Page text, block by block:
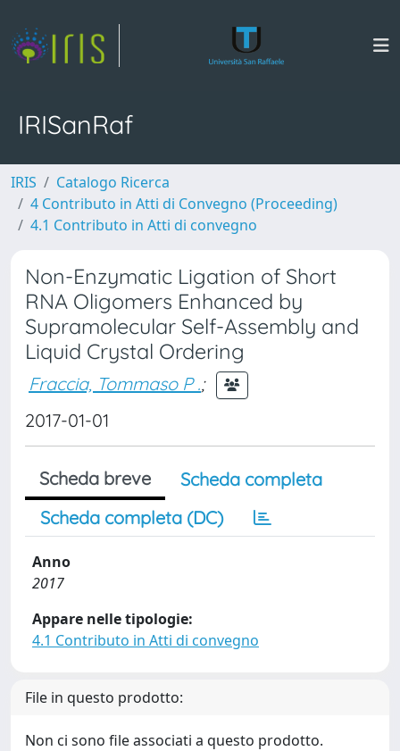
IRISanRaf
IRIS
Catalogo Ricerca
4 Contributo in Atti di Convegno (Proceeding)
4.1 Contributo in Atti di convegno
Non-Enzymatic Ligation of Short
RNA Oligomers Enhanced by
Supramolecular Self-Assembly and
Liquid Crystal Ordering
Fraccia, Tommaso P .;
2017-01-01
Scheda breve
Scheda completa
Scheda completa (DC)
Anno
2017
Appare nelle tipologie:
4.1 Contributo in Atti di convegno
File in questo prodotto:
Non ci sono file associati a questo prodotto.